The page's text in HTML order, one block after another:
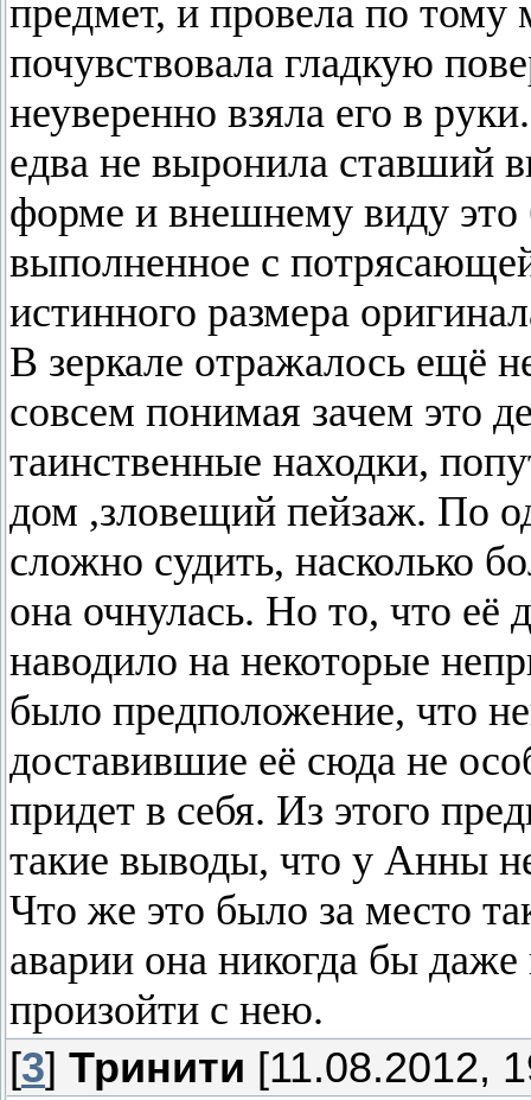
предмет, и провела по тому
почувствовала гладкую
неуверенно взяла его в
едва не выронила ставший
форме и внешнему виду это
выполненное с
истинного размера
В зеркале отражалось ещё
совсем понимая зачем это
таинственные находки,
дом ,зловещий пейзаж. По
сложно судить, насколько
она очнулась. Но то, что её
наводило на некоторые
было предположение, что
доставившие её сюда не
придет в себя. Из этого
такие выводы, что у Анны
Что же это было за место
аварии она никогда бы
произойти с нею.
[3] Тринити [11.08.2012,